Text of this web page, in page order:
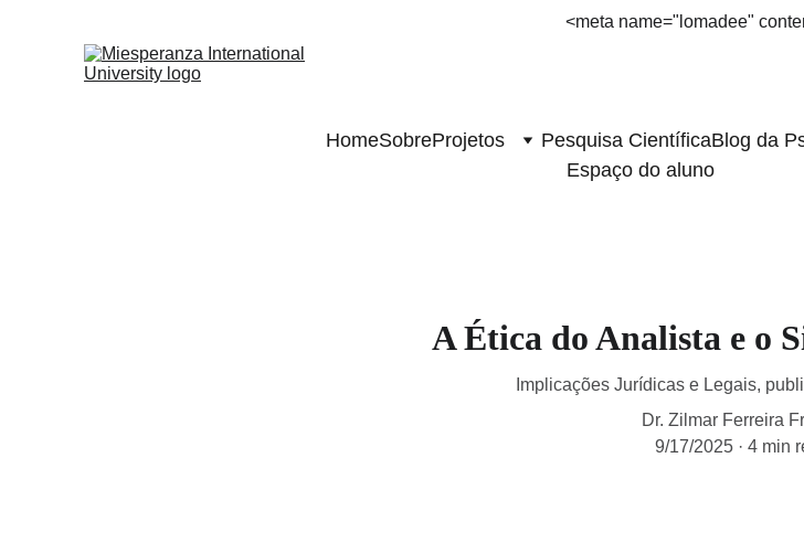
<meta name="lomadee"
HomeSobreProjetos Pesquisa CientíficaBlog da
Espaço do aluno
A Ética do Analista e o
Implicações Jurídicas e Legais,
Dr. Zilmar Ferreira
9/17/2025
4 min